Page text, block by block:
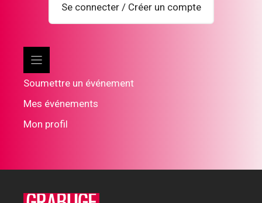
Se connecter / Créer un compte
Soumettre un événement
Mes événements
Mon profil